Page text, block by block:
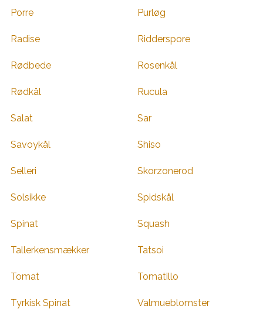
Porre Purløg
Radise Ridderspore
Rødbede Rosenkål
Rødkål Rucula
Salat Sar
Savoykål Shiso
Selleri Skorzonerod
Solsikke Spidskål
Spinat Squash
Tallerkensmækker Tatsoi
Tomat Tomatillo
Tyrkisk Spinat Valmueblomster